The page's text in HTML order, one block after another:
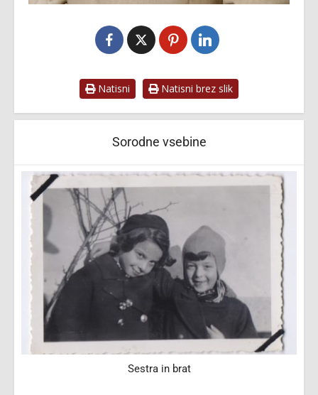
Natisni Natisni brez slik
Sorodne vsebine
Sestra in brat